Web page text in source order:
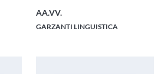
AA.VV.
GARZANTI LINGUISTICA